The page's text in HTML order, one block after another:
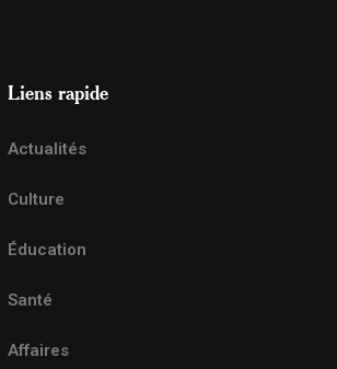
Liens rapide
Actualités
Culture
Éducation
Santé
Affaires